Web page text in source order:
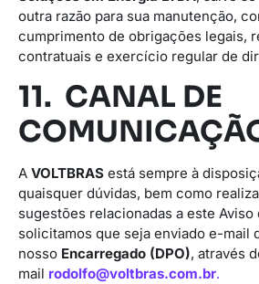
outra razão para sua manutenção,
cumprimento de obrigações legais,
contratuais e exercício regular de
11. CANAL DE
A VOLTBRAS está sempre à
quaisquer dúvidas, bem como
sugestões relacionadas a este Aviso
solicitamos que seja enviado e-mail
nosso Encarregado (DPO), através
mail rodolfo@voltbras.com.br.